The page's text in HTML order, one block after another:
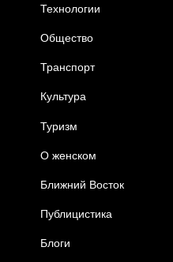
Технологии
Общество
Транспорт
Культура
Туризм
О женском
Ближний Восток
Публицистика
Блоги